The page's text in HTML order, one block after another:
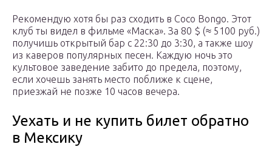
Рекомендую хотя бы раз сходить в Coco Bongo. Этот
клуб ты видел в фильме «Маска». За 80 $ (≈ 5100 руб.)
получишь открытый бар с 22:30 до 3:30, а также шоу
из каверов популярных песен. Каждую ночь это
культовое заведение забито до предела, поэтому,
если хочешь занять место поближе к сцене,
приезжай не позже 10 часов вечера.
Уехать и не купить билет обратно
в Мексику